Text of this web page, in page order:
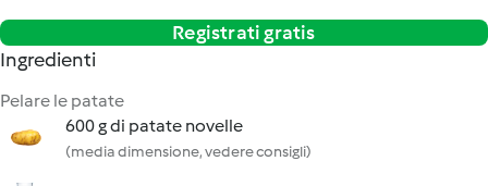
Registrati gratis
Ingredienti
Pelare le patate
600 g di patate novelle
(media dimensione, vedere consigli)